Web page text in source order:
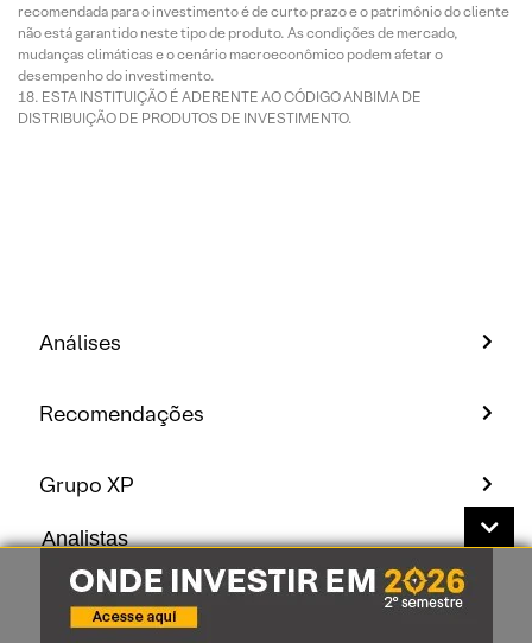
recomendada para o investimento é de curto prazo e o patrimônio do cliente
não está garantido neste tipo de produto. As condições de mercado,
mudanças climáticas e o cenário macroeconômico podem afetar o
desempenho do investimento.
ESTA INSTITUIÇÃO É ADERENTE AO CÓDIGO ANBIMA DE
DISTRIBUIÇÃO DE PRODUTOS DE INVESTIMENTO.
Análises
Recomendações
Grupo XP
Analistas
Conheça nossos analistas